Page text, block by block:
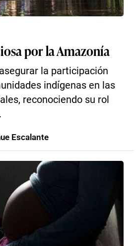
por la Amazonía
la participación
indígenas en las
reconociendo su rol
Escalante